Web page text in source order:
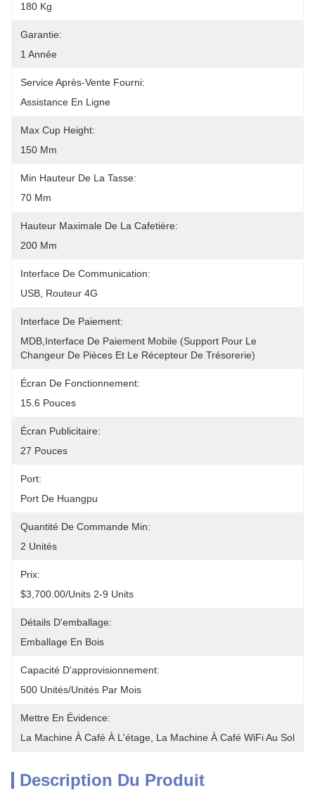
180 Kg
Garantie:
1 Année
Service Après-Vente Fourni:
Assistance En Ligne
Max Cup Height:
150 Mm
Min Hauteur De La Tasse:
70 Mm
Hauteur Maximale De La Cafetière:
200 Mm
Interface De Communication:
USB, Routeur 4G
Interface De Paiement:
MDB,interface De Paiement Mobile (support Pour Le
Changeur De Pièces Et Le Récepteur De Trésorerie)
Écran De Fonctionnement:
15.6 Pouces
Écran Publicitaire:
27 Pouces
Port:
Port De Huangpu
Quantité De Commande Min:
2 Unités
Prix:
$3,700.00/units 2-9 Units
Détails D'emballage:
Emballage En Bois
Capacité D'approvisionnement:
500 Unités/unités Par Mois
Mettre En Évidence:
La Machine À Café À L'étage La Machine À Café WiFi Au Sol
Description Du Produit